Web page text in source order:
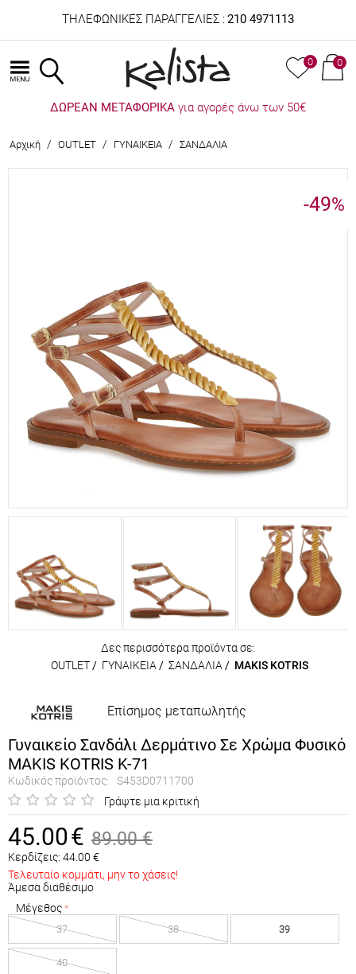
ΤΗΛΕΦΩΝΙΚΕΣ ΠΑΡΑΓΓΕΛΙΕΣ : 210 4971113
0 0
ΔΩΡΕΑΝ ΜΕΤΑΦΟΡΙΚΑ για αγορές άνω των 50€
Αρχική / OUTLET / ΓΥΝΑΙΚΕΙΑ / ΣΑΝΔΑΛΙΑ
-49%
Δες περισσότερα προϊόντα σε:
OUTLET/ ΓΥΝΑΙΚΕΙΑ / ΣΑΝΔΑΛΙΑ / MAKIS KOTRIS
Επίσημος μεταπωλητής
Γυναικείο Σανδάλι Δερμάτινο Σε Χρώμα Φυσικό
MAKIS KOTRIS K-71
Κωδικός προϊόντος:
S453D0711700
Γράψτε μια κριτική
45.00€ 89.00 €
Κερδίζεις: 44.00 €
Τελευταίο κομμάτι, μην το χάσεις!
Άμεσα διαθέσιμο
Μέγεθος
37 38 39
40